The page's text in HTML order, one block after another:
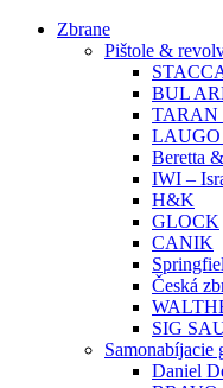
PreskočiťZbrane
Pištole &
BUL
TARAN
LAUGO
Beretta
IWI –
H&K
GLOCK
CANIK
Česká
SIG
Samonabíjacie
Daniel